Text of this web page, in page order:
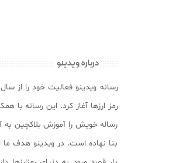
درباره ویدینو
رمز ارزها آغاز کرد. این رسانه با
رساله خویش را آموزش بلاکچین
بنا نهاده است. در ویدینو هدف ما